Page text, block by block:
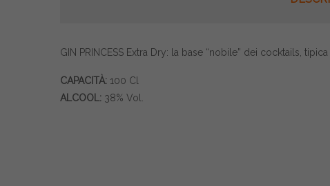
GIN PRINCESS Extra Dry: la base “nobile” dei cocktails,
CAPACITÀ: 100 Cl
ALCOOL: 38% Vol.